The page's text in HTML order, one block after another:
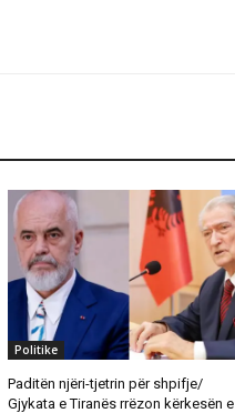
Politike
Paditën njëri-tjetrin për shpifje/
Gjykata e Tiranës rrëzon kërkesën e